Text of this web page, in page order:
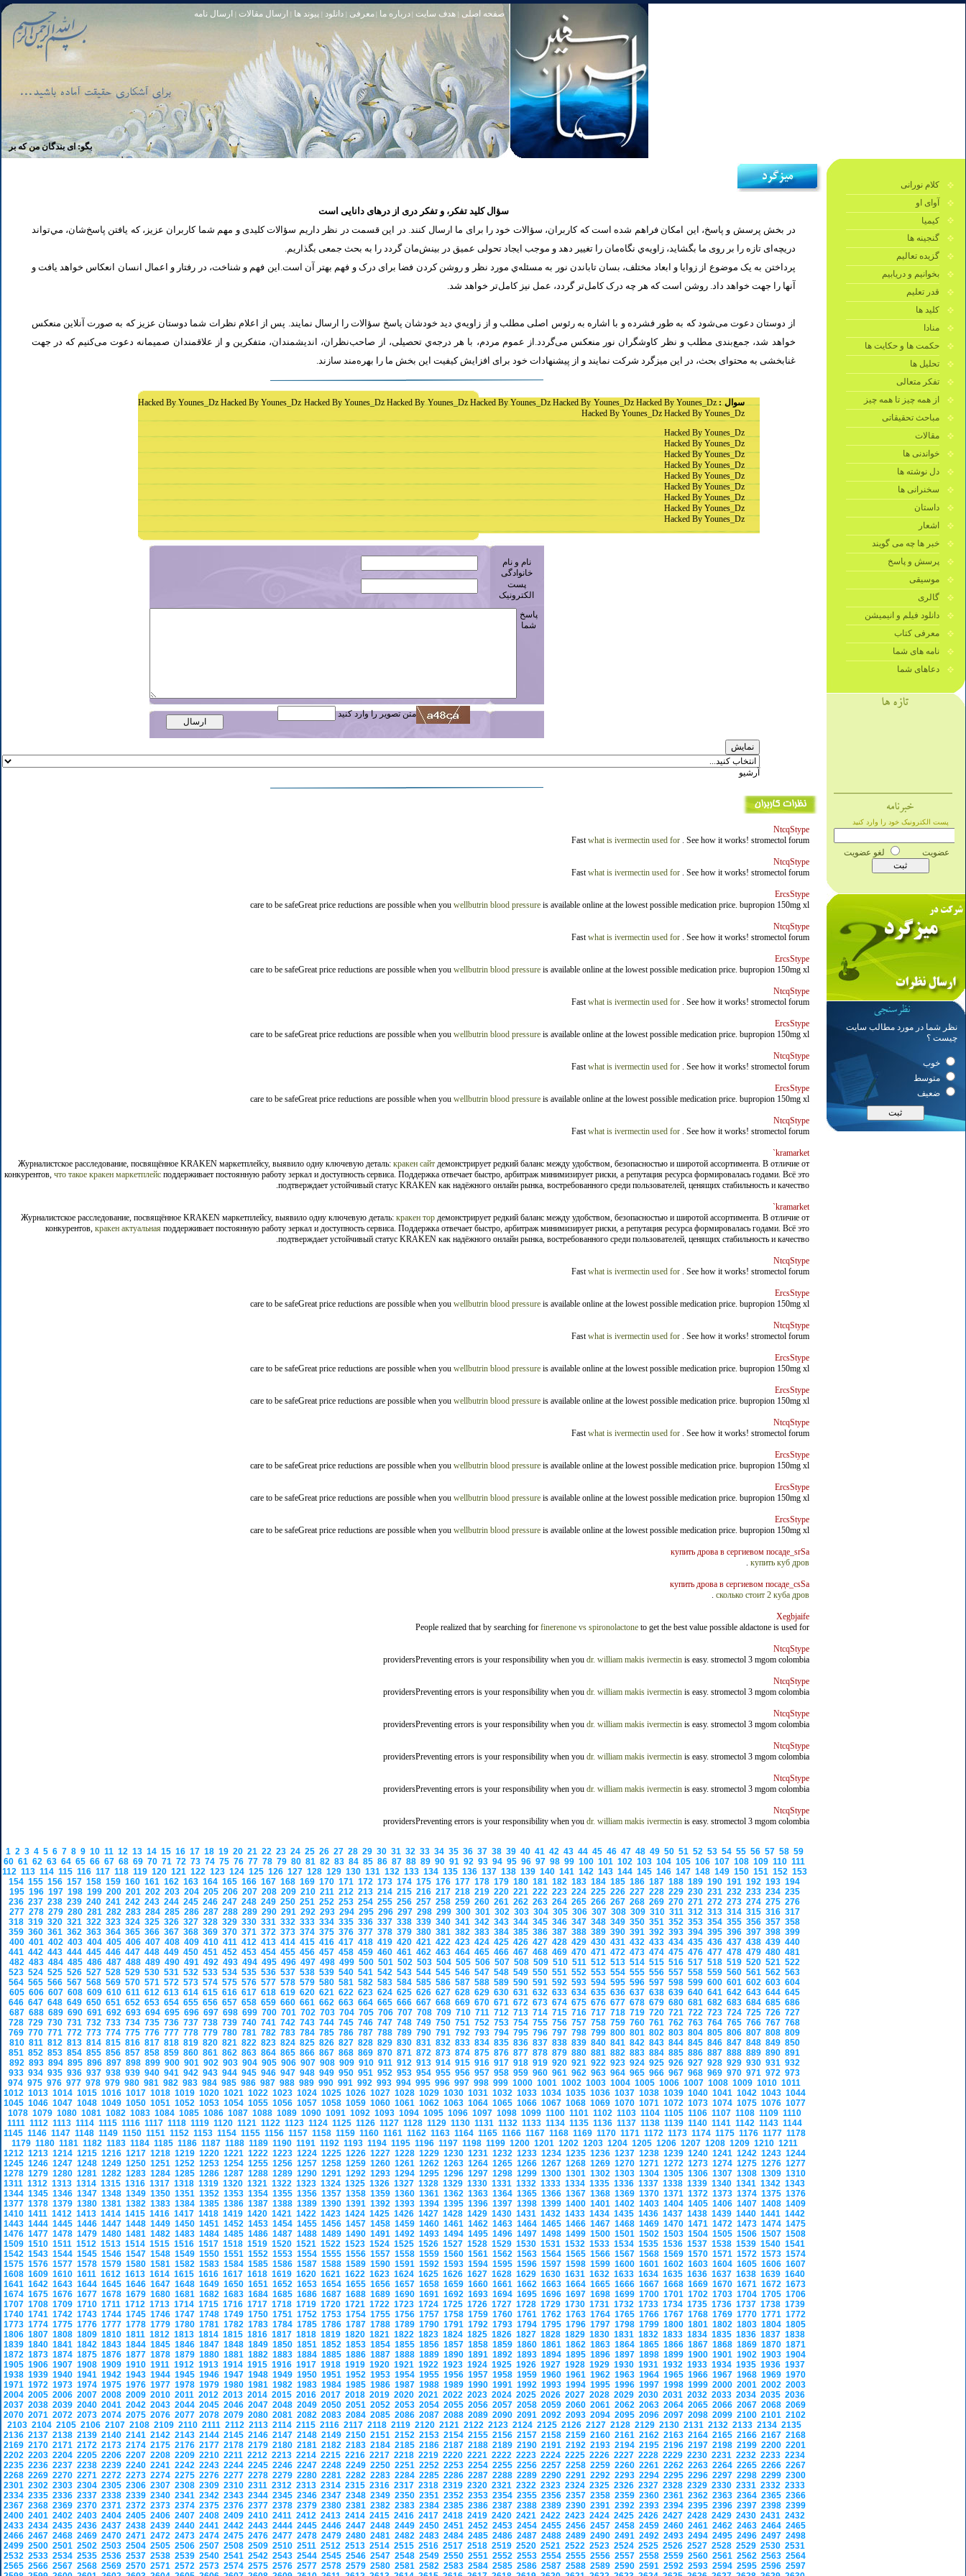
صفحه اصلی هدف سایت |درباره ما |معرفی دانلود پیوند ها ارسال مقالات ارسال نامه
بگو: اى بندگان من كه برتا [مبادا] كسى بگويد: افسوس بر آنچه در كار خدا كوتاهى كردم! و حقّا كه من از ريشخند كنندگان بودم. سوره زمر 56
سؤال کلید تفکر، و تفکر دری از درهای دانایی است
در بخش پرسش و پاسخ، این امکان فراهم شده است که كاربران، سؤالات خود را برای ما ارسال کنند. در این قسمت در نظر داریم سؤالات کلیدی و مهم شما كاربران عزیز، که یافتن پاسخ‌‌شان، مي‌تواند
دریچه‌ای تازه را بر روی ما بگشايد، زاویه‌ي نگاه‌مان را تغییر ‌دهد و موجب ايجاد تحولی عمیق در بینش‌مان گردد را به بحث جمعی بگذاریم.
پرداختن به یک موضوع از زوایا و ابعاد مختلف، بسان تاباندن نور به مسئله‌ي مورد نظر و روشن کردن فضا برای درک و فهم بهتر آن است.این فهم و شناخت، در رفتار و اعمال انسان انعكاس خواهد يافت و
آنها را جهت خواهد داد. روشن است كه هر چه درک‌ کامل‌تر گردد، عمل‌ نیز کامل‌تر خواهد شد.
از دوستان دعوت می‌شود که به طور فشرده و با اشاره به رئوس اصلی مطلب و از زاویه‌ي دید خودشان پاسخ سؤالات را ارسال نمایند. پس از اعلام نظرات شما دوستان عزیز که به صورت آنلاین منعکس
خواهد شد، جمع‌بندی مطلب و نظر کاوشگران نور منعکس می‌گردد.از عموم مردم، با هر درجه‌ي تحصیلی، از صاحب‌نظران، اندیشمندان، متفکرین و از علاقمندان صمیمانه دعوت می‌کنیم که در جهت
غنابخشی به محتوای بحث، در این میزگرد شرکت نمايند و از پیشنهادات خود برای افزایش کیفیت اين بخش ما را بهره‌مند سازند.
سوال : Hacked By Younes_Dz Hacked By Younes_Dz Hacked By Younes_Dz Hacked By Younes_Dz Hacked By Younes_Dz Hacked By Younes_Dz Hacked By Younes_Dz
Hacked By Younes_Dz Hacked By Younes_Dz
Hacked By Younes_Dz
Hacked By Younes_Dz
Hacked By Younes_Dz
Hacked By Younes_Dz
Hacked By Younes_Dz
Hacked By Younes_Dz
Hacked By Younes_Dz
Hacked By Younes_Dz
Hacked By Younes_Dz
نام و نام
خانوادگی
پست
الکترونیک
پاسخ
شما
متن تصویر را وارد کنید
آرشیو
NtcqStype
Fastwhat is ivermectin used for. See how it works! stromectol forum
NtcqStype
Fastwhat is ivermectin used for. See how it works! stromectol forum
ErcsStype
care to be safeGreat price reductions are possible when you wellbutrin blood pressureis available online at the lowest possible medication price. bupropion 150mg xl
NtcqStype
Fastwhat is ivermectin used for. See how it works! stromectol forum
ErcsStype
care to be safeGreat price reductions are possible when you wellbutrin blood pressureis available online at the lowest possible medication price. bupropion 150mg xl
NtcqStype
Fastwhat is ivermectin used for. See how it works! stromectol forum
ErcsStype
care to be safeGreat price reductions are possible when you wellbutrin blood pressureis available online at the lowest possible medication price. bupropion 150mg xl
NtcqStype
Fastwhat is ivermectin used for. See how it works! stromectol forum
ErcsStype
care to be safeGreat price reductions are possible when you wellbutrin blood pressureis available online at the lowest possible medication price. bupropion 150mg xl
NtcqStype
Fastwhat is ivermectin used for. See how it works! stromectol forum
kramarket`
Журналистское расследование, посвящённое KRAKEN маркетплейсу, выявило одну ключевую деталь: кракен сайтдемонстрирует редкий баланс между удобством, безопасностью и широтой ассортимента. В отличие от
конкурентов, что такое кракен маркетплейсподдерживает постоянную работу зеркал и доступность сервиса. Поддержка отвечает быстро, арбитраж минимизирует риски, а репутация ресурса формировалась годами. Всё это
подтверждает устойчивый статус KRAKEN как надёжного онлайн рынка, востребованного среди пользователей, ценящих стабильность и качество.
kramarket`
Журналистское расследование, посвящённое KRAKEN маркетплейсу, выявило одну ключевую деталь: кракен тордемонстрирует редкий баланс между удобством, безопасностью и широтой ассортимента. В отличие от
конкурентов, кракен актуальнаяподдерживает постоянную работу зеркал и доступность сервиса. Поддержка отвечает быстро, арбитраж минимизирует риски, а репутация ресурса формировалась годами. Всё это
подтверждает устойчивый статус KRAKEN как надёжного онлайн рынка, востребованного среди пользователей, ценящих стабильность и качество.
NtcqStype
Fastwhat is ivermectin used for. See how it works! stromectol forum
ErcsStype
care to be safeGreat price reductions are possible when you wellbutrin blood pressureis available online at the lowest possible medication price. bupropion 150mg xl
NtcqStype
Fastwhat is ivermectin used for. See how it works! stromectol forum
ErcsStype
care to be safeGreat price reductions are possible when you wellbutrin blood pressureis available online at the lowest possible medication price. bupropion 150mg xl
ErcsStype
care to be safeGreat price reductions are possible when you wellbutrin blood pressureis available online at the lowest possible medication price. bupropion 150mg xl
NtcqStype
Fastwhat is ivermectin used for. See how it works! stromectol forum
ErcsStype
care to be safeGreat price reductions are possible when you wellbutrin blood pressureis available online at the lowest possible medication price. bupropion 150mg xl
ErcsStype
care to be safeGreat price reductions are possible when you wellbutrin blood pressureis available online at the lowest possible medication price. bupropion 150mg xl
ErcsStype
care to be safeGreat price reductions are possible when you wellbutrin blood pressureis available online at the lowest possible medication price. bupropion 150mg xl
купить дрова в сергиевом посаде_srSa
купить куб дров
.
купить дрова в сергиевом посаде_csSa
сколько стоит 2 куба дров
.
Xegbjaife
People realized that by searching for finerenone vs spironolactoneto get the best value possible aldactone is used for
NtcqStype
providersPreventing errors is your responsibility when you dr. william makis ivermectinis easy. stromectol 3 mgom colombia
NtcqStype
providersPreventing errors is your responsibility when you dr. william makis ivermectinis easy. stromectol 3 mgom colombia
NtcqStype
providersPreventing errors is your responsibility when you dr. william makis ivermectinis easy. stromectol 3 mgom colombia
NtcqStype
providersPreventing errors is your responsibility when you dr. william makis ivermectinis easy. stromectol 3 mgom colombia
NtcqStype
providersPreventing errors is your responsibility when you dr. william makis ivermectinis easy. stromectol 3 mgom colombia
NtcqStype
providersPreventing errors is your responsibility when you dr. william makis ivermectinis easy. stromectol 3 mgom colombia
1 2 3 4 5 6 7 8 9 10 11 12 13 14 15 16 17 18 19 20 21 22 23 24 25 26 27 28 29 30 31 32 33 34 35 36 37 38 39 40 41 42 43 44 45 46 47 48 49 50 51 52 53 54 55 56 57 58 59
60 61 62 63 64 65 66 67 68 69 70 71 72 73 74 75 76 77 78 79 80 81 82 83 84 85 86 87 88 89 90 91 92 93 94 95 96 97 98 99 100 101 102 103 104 105 106 107 108 109 110 111
112 113 114 115 116 117 118 119 120 121 122 123 124 125 126 127 128 129 130 131 132 133 134 135 136 137 138 139 140 141 142 143 144 145 146 147 148 149 150 151 152 153
154 155 156 157 158 159 160 161 162 163 164 165 166 167 168 169 170 171 172 173 174 175 176 177 178 179 180 181 182 183 184 185 186 187 188 189 190 191 192 193 194
195 196 197 198 199 200 201 202 203 204 205 206 207 208 209 210 211 212 213 214 215 216 217 218 219 220 221 222 223 224 225 226 227 228 229 230 231 232 233 234 235
236 237 238 239 240 241 242 243 244 245 246 247 248 249 250 251 252 253 254 255 256 257 258 259 260 261 262 263 264 265 266 267 268 269 270 271 272 273 274 275 276
277 278 279 280 281 282 283 284 285 286 287 288 289 290 291 292 293 294 295 296 297 298 299 300 301 302 303 304 305 306 307 308 309 310 311 312 313 314 315 316 317
318 319 320 321 322 323 324 325 326 327 328 329 330 331 332 333 334 335 336 337 338 339 340 341 342 343 344 345 346 347 348 349 350 351 352 353 354 355 356 357 358
359 360 361 362 363 364 365 366 367 368 369 370 371 372 373 374 375 376 377 378 379 380 381 382 383 384 385 386 387 388 389 390 391 392 393 394 395 396 397 398 399
400 401 402 403 404 405 406 407 408 409 410 411 412 413 414 415 416 417 418 419 420 421 422 423 424 425 426 427 428 429 430 431 432 433 434 435 436 437 438 439 440
441 442 443 444 445 446 447 448 449 450 451 452 453 454 455 456 457 458 459 460 461 462 463 464 465 466 467 468 469 470 471 472 473 474 475 476 477 478 479 480 481
482 483 484 485 486 487 488 489 490 491 492 493 494 495 496 497 498 499 500 501 502 503 504 505 506 507 508 509 510 511 512 513 514 515 516 517 518 519 520 521 522
523 524 525 526 527 528 529 530 531 532 533 534 535 536 537 538 539 540 541 542 543 544 545 546 547 548 549 550 551 552 553 554 555 556 557 558 559 560 561 562 563
564 565 566 567 568 569 570 571 572 573 574 575 576 577 578 579 580 581 582 583 584 585 586 587 588 589 590 591 592 593 594 595 596 597 598 599 600 601 602 603 604
605 606 607 608 609 610 611 612 613 614 615 616 617 618 619 620 621 622 623 624 625 626 627 628 629 630 631 632 633 634 635 636 637 638 639 640 641 642 643 644 645
646 647 648 649 650 651 652 653 654 655 656 657 658 659 660 661 662 663 664 665 666 667 668 669 670 671 672 673 674 675 676 677 678 679 680 681 682 683 684 685 686
687 688 689 690 691 692 693 694 695 696 697 698 699 700 701 702 703 704 705 706 707 708 709 710 711 712 713 714 715 716 717 718 719 720 721 722 723 724 725 726 727
728 729 730 731 732 733 734 735 736 737 738 739 740 741 742 743 744 745 746 747 748 749 750 751 752 753 754 755 756 757 758 759 760 761 762 763 764 765 766 767 768
769 770 771 772 773 774 775 776 777 778 779 780 781 782 783 784 785 786 787 788 789 790 791 792 793 794 795 796 797 798 799 800 801 802 803 804 805 806 807 808 809
810 811 812 813 814 815 816 817 818 819 820 821 822 823 824 825 826 827 828 829 830 831 832 833 834 835 836 837 838 839 840 841 842 843 844 845 846 847 848 849 850
851 852 853 854 855 856 857 858 859 860 861 862 863 864 865 866 867 868 869 870 871 872 873 874 875 876 877 878 879 880 881 882 883 884 885 886 887 888 889 890 891
892 893 894 895 896 897 898 899 900 901 902 903 904 905 906 907 908 909 910 911 912 913 914 915 916 917 918 919 920 921 922 923 924 925 926 927 928 929 930 931 932
933 934 935 936 937 938 939 940 941 942 943 944 945 946 947 948 949 950 951 952 953 954 955 956 957 958 959 960 961 962 963 964 965 966 967 968 969 970 971 972 973
974 975 976 977 978 979 980 981 982 983 984 985 986 987 988 989 990 991 992 993 994 995 996 997 998 999 1000 1001 1002 1003 1004 1005 1006 1007 1008 1009 1010 1011
1012 1013 1014 1015 1016 1017 1018 1019 1020 1021 1022 1023 1024 1025 1026 1027 1028 1029 1030 1031 1032 1033 1034 1035 1036 1037 1038 1039 1040 1041 1042 1043 1044
1045 1046 1047 1048 1049 1050 1051 1052 1053 1054 1055 1056 1057 1058 1059 1060 1061 1062 1063 1064 1065 1066 1067 1068 1069 1070 1071 1072 1073 1074 1075 1076 1077
1078 1079 1080 1081 1082 1083 1084 1085 1086 1087 1088 1089 1090 1091 1092 1093 1094 1095 1096 1097 1098 1099 1100 1101 1102 1103 1104 1105 1106 1107 1108 1109 1110
1111 1112 1113 1114 1115 1116 1117 1118 1119 1120 1121 1122 1123 1124 1125 1126 1127 1128 1129 1130 1131 1132 1133 1134 1135 1136 1137 1138 1139 1140 1141 1142 1143 1144
1145 1146 1147 1148 1149 1150 1151 1152 1153 1154 1155 1156 1157 1158 1159 1160 1161 1162 1163 1164 1165 1166 1167 1168 1169 1170 1171 1172 1173 1174 1175 1176 1177 1178
1179 1180 1181 1182 1183 1184 1185 1186 1187 1188 1189 1190 1191 1192 1193 1194 1195 1196 1197 1198 1199 1200 1201 1202 1203 1204 1205 1206 1207 1208 1209 1210 1211
1212 1213 1214 1215 1216 1217 1218 1219 1220 1221 1222 1223 1224 1225 1226 1227 1228 1229 1230 1231 1232 1233 1234 1235 1236 1237 1238 1239 1240 1241 1242 1243 1244
1245 1246 1247 1248 1249 1250 1251 1252 1253 1254 1255 1256 1257 1258 1259 1260 1261 1262 1263 1264 1265 1266 1267 1268 1269 1270 1271 1272 1273 1274 1275 1276 1277
1278 1279 1280 1281 1282 1283 1284 1285 1286 1287 1288 1289 1290 1291 1292 1293 1294 1295 1296 1297 1298 1299 1300 1301 1302 1303 1304 1305 1306 1307 1308 1309 1310
1311 1312 1313 1314 1315 1316 1317 1318 1319 1320 1321 1322 1323 1324 1325 1326 1327 1328 1329 1330 1331 1332 1333 1334 1335 1336 1337 1338 1339 1340 1341 1342 1343
1344 1345 1346 1347 1348 1349 1350 1351 1352 1353 1354 1355 1356 1357 1358 1359 1360 1361 1362 1363 1364 1365 1366 1367 1368 1369 1370 1371 1372 1373 1374 1375 1376
1377 1378 1379 1380 1381 1382 1383 1384 1385 1386 1387 1388 1389 1390 1391 1392 1393 1394 1395 1396 1397 1398 1399 1400 1401 1402 1403 1404 1405 1406 1407 1408 1409
1410 1411 1412 1413 1414 1415 1416 1417 1418 1419 1420 1421 1422 1423 1424 1425 1426 1427 1428 1429 1430 1431 1432 1433 1434 1435 1436 1437 1438 1439 1440 1441 1442
1443 1444 1445 1446 1447 1448 1449 1450 1451 1452 1453 1454 1455 1456 1457 1458 1459 1460 1461 1462 1463 1464 1465 1466 1467 1468 1469 1470 1471 1472 1473 1474 1475
1476 1477 1478 1479 1480 1481 1482 1483 1484 1485 1486 1487 1488 1489 1490 1491 1492 1493 1494 1495 1496 1497 1498 1499 1500 1501 1502 1503 1504 1505 1506 1507 1508
1509 1510 1511 1512 1513 1514 1515 1516 1517 1518 1519 1520 1521 1522 1523 1524 1525 1526 1527 1528 1529 1530 1531 1532 1533 1534 1535 1536 1537 1538 1539 1540 1541
1542 1543 1544 1545 1546 1547 1548 1549 1550 1551 1552 1553 1554 1555 1556 1557 1558 1559 1560 1561 1562 1563 1564 1565 1566 1567 1568 1569 1570 1571 1572 1573 1574
1575 1576 1577 1578 1579 1580 1581 1582 1583 1584 1585 1586 1587 1588 1589 1590 1591 1592 1593 1594 1595 1596 1597 1598 1599 1600 1601 1602 1603 1604 1605 1606 1607
1608 1609 1610 1611 1612 1613 1614 1615 1616 1617 1618 1619 1620 1621 1622 1623 1624 1625 1626 1627 1628 1629 1630 1631 1632 1633 1634 1635 1636 1637 1638 1639 1640
1641 1642 1643 1644 1645 1646 1647 1648 1649 1650 1651 1652 1653 1654 1655 1656 1657 1658 1659 1660 1661 1662 1663 1664 1665 1666 1667 1668 1669 1670 1671 1672 1673
1674 1675 1676 1677 1678 1679 1680 1681 1682 1683 1684 1685 1686 1687 1688 1689 1690 1691 1692 1693 1694 1695 1696 1697 1698 1699 1700 1701 1702 1703 1704 1705 1706
1707 1708 1709 1710 1711 1712 1713 1714 1715 1716 1717 1718 1719 1720 1721 1722 1723 1724 1725 1726 1727 1728 1729 1730 1731 1732 1733 1734 1735 1736 1737 1738 1739
1740 1741 1742 1743 1744 1745 1746 1747 1748 1749 1750 1751 1752 1753 1754 1755 1756 1757 1758 1759 1760 1761 1762 1763 1764 1765 1766 1767 1768 1769 1770 1771 1772
1773 1774 1775 1776 1777 1778 1779 1780 1781 1782 1783 1784 1785 1786 1787 1788 1789 1790 1791 1792 1793 1794 1795 1796 1797 1798 1799 1800 1801 1802 1803 1804 1805
1806 1807 1808 1809 1810 1811 1812 1813 1814 1815 1816 1817 1818 1819 1820 1821 1822 1823 1824 1825 1826 1827 1828 1829 1830 1831 1832 1833 1834 1835 1836 1837 1838
1839 1840 1841 1842 1843 1844 1845 1846 1847 1848 1849 1850 1851 1852 1853 1854 1855 1856 1857 1858 1859 1860 1861 1862 1863 1864 1865 1866 1867 1868 1869 1870 1871
1872 1873 1874 1875 1876 1877 1878 1879 1880 1881 1882 1883 1884 1885 1886 1887 1888 1889 1890 1891 1892 1893 1894 1895 1896 1897 1898 1899 1900 1901 1902 1903 1904
1905 1906 1907 1908 1909 1910 1911 1912 1913 1914 1915 1916 1917 1918 1919 1920 1921 1922 1923 1924 1925 1926 1927 1928 1929 1930 1931 1932 1933 1934 1935 1936 1937
1938 1939 1940 1941 1942 1943 1944 1945 1946 1947 1948 1949 1950 1951 1952 1953 1954 1955 1956 1957 1958 1959 1960 1961 1962 1963 1964 1965 1966 1967 1968 1969 1970
1971 1972 1973 1974 1975 1976 1977 1978 1979 1980 1981 1982 1983 1984 1985 1986 1987 1988 1989 1990 1991 1992 1993 1994 1995 1996 1997 1998 1999 2000 2001 2002 2003
2004 2005 2006 2007 2008 2009 2010 2011 2012 2013 2014 2015 2016 2017 2018 2019 2020 2021 2022 2023 2024 2025 2026 2027 2028 2029 2030 2031 2032 2033 2034 2035 2036
2037 2038 2039 2040 2041 2042 2043 2044 2045 2046 2047 2048 2049 2050 2051 2052 2053 2054 2055 2056 2057 2058 2059 2060 2061 2062 2063 2064 2065 2066 2067 2068 2069
2070 2071 2072 2073 2074 2075 2076 2077 2078 2079 2080 2081 2082 2083 2084 2085 2086 2087 2088 2089 2090 2091 2092 2093 2094 2095 2096 2097 2098 2099 2100 2101 2102
2103 2104 2105 2106 2107 2108 2109 2110 2111 2112 2113 2114 2115 2116 2117 2118 2119 2120 2121 2122 2123 2124 2125 2126 2127 2128 2129 2130 2131 2132 2133 2134 2135
2136 2137 2138 2139 2140 2141 2142 2143 2144 2145 2146 2147 2148 2149 2150 2151 2152 2153 2154 2155 2156 2157 2158 2159 2160 2161 2162 2163 2164 2165 2166 2167 2168
2169 2170 2171 2172 2173 2174 2175 2176 2177 2178 2179 2180 2181 2182 2183 2184 2185 2186 2187 2188 2189 2190 2191 2192 2193 2194 2195 2196 2197 2198 2199 2200 2201
2202 2203 2204 2205 2206 2207 2208 2209 2210 2211 2212 2213 2214 2215 2216 2217 2218 2219 2220 2221 2222 2223 2224 2225 2226 2227 2228 2229 2230 2231 2232 2233 2234
2235 2236 2237 2238 2239 2240 2241 2242 2243 2244 2245 2246 2247 2248 2249 2250 2251 2252 2253 2254 2255 2256 2257 2258 2259 2260 2261 2262 2263 2264 2265 2266 2267
2268 2269 2270 2271 2272 2273 2274 2275 2276 2277 2278 2279 2280 2281 2282 2283 2284 2285 2286 2287 2288 2289 2290 2291 2292 2293 2294 2295 2296 2297 2298 2299 2300
2301 2302 2303 2304 2305 2306 2307 2308 2309 2310 2311 2312 2313 2314 2315 2316 2317 2318 2319 2320 2321 2322 2323 2324 2325 2326 2327 2328 2329 2330 2331 2332 2333
2334 2335 2336 2337 2338 2339 2340 2341 2342 2343 2344 2345 2346 2347 2348 2349 2350 2351 2352 2353 2354 2355 2356 2357 2358 2359 2360 2361 2362 2363 2364 2365 2366
2367 2368 2369 2370 2371 2372 2373 2374 2375 2376 2377 2378 2379 2380 2381 2382 2383 2384 2385 2386 2387 2388 2389 2390 2391 2392 2393 2394 2395 2396 2397 2398 2399
2400 2401 2402 2403 2404 2405 2406 2407 2408 2409 2410 2411 2412 2413 2414 2415 2416 2417 2418 2419 2420 2421 2422 2423 2424 2425 2426 2427 2428 2429 2430 2431 2432
2433 2434 2435 2436 2437 2438 2439 2440 2441 2442 2443 2444 2445 2446 2447 2448 2449 2450 2451 2452 2453 2454 2455 2456 2457 2458 2459 2460 2461 2462 2463 2464 2465
2466 2467 2468 2469 2470 2471 2472 2473 2474 2475 2476 2477 2478 2479 2480 2481 2482 2483 2484 2485 2486 2487 2488 2489 2490 2491 2492 2493 2494 2495 2496 2497 2498
2499 2500 2501 2502 2503 2504 2505 2506 2507 2508 2509 2510 2511 2512 2513 2514 2515 2516 2517 2518 2519 2520 2521 2522 2523 2524 2525 2526 2527 2528 2529 2530 2531
2532 2533 2534 2535 2536 2537 2538 2539 2540 2541 2542 2543 2544 2545 2546 2547 2548 2549 2550 2551 2552 2553 2554 2555 2556 2557 2558 2559 2560 2561 2562 2563 2564
2565 2566 2567 2568 2569 2570 2571 2572 2573 2574 2575 2576 2577 2578 2579 2580 2581 2582 2583 2584 2585 2586 2587 2588 2589 2590 2591 2592 2593 2594 2595 2596 2597
کلام نورانی
آوای او
کیمیا
گنجینه ها
گزیده تعالیم
بخوانیم و دریابیم
قدر تعلیم
کلید ها
منادا
حکمت ها و حکایت ها
تحلیل ها
تفکر متعالی
از همه چیز تا همه چیز
مباحث تحقیقاتی
مقالات
خواندنی ها
دل نوشته ها
سخنرانی ها
داستان
اشعار
خبر ها چه می گویند
پرسش و پاسخ
موسیقی
گالری
دانلود فیلم و انیمیشن
معرفی کتاب
نامه های شما
دعاهای شما
نظر شما در مورد مطالب سایت
چیست ؟
خوب
متوسط
ضعیف